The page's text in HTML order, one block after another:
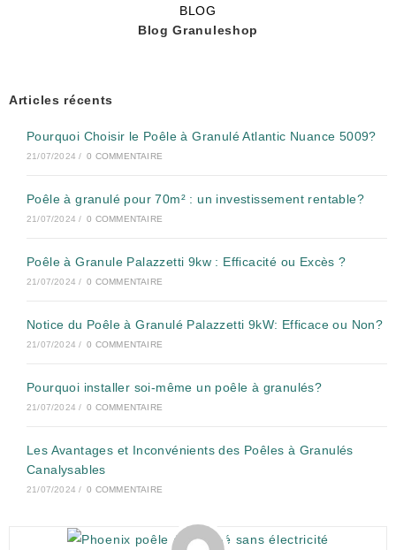
BLOG
Blog Granuleshop
Articles récents
Pourquoi Choisir le Poêle à Granulé Atlantic Nuance 5009?
21/07/2024 / 0 COMMENTAIRE
Poêle à granulé pour 70m² : un investissement rentable?
21/07/2024 / 0 COMMENTAIRE
Poêle à Granule Palazzetti 9kw : Efficacité ou Excès ?
21/07/2024 / 0 COMMENTAIRE
Notice du Poêle à Granulé Palazzetti 9kW: Efficace ou Non?
21/07/2024 / 0 COMMENTAIRE
Pourquoi installer soi-même un poêle à granulés?
21/07/2024 / 0 COMMENTAIRE
Les Avantages et Inconvénients des Poêles à Granulés
Canalysables
21/07/2024 / 0 COMMENTAIRE